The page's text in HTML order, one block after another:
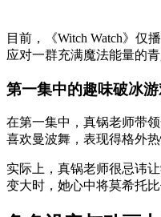
目前，《Witch Watch》
应对一群充满魔法能量的
第一集中的趣味破冰
在第一集中，真锅老师带
喜欢曼波舞，表现得格外
实际上，真锅老师很忌讳
变大时，她心中将莫希托